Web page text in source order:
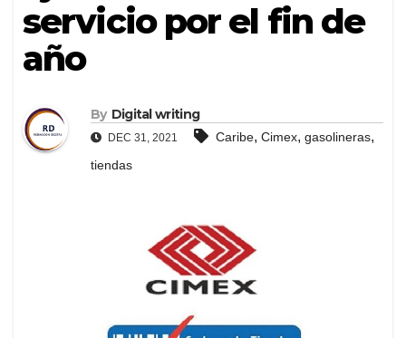
servicio por el fin de
año
By Digital writing
DEC 31, 2021 Caribe, Cimex, gasolineras,
tiendas